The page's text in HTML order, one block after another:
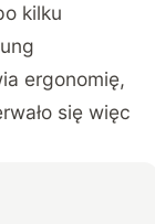
kilku
ergonomię,
się więc